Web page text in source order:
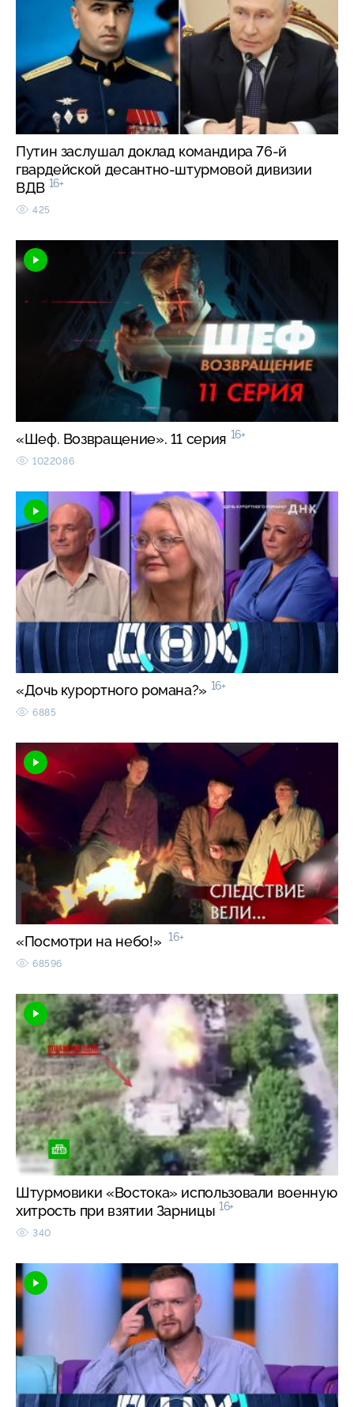
Путин заслушал доклад командира 76-й
гвардейской десантно-штурмовой дивизии
ВДВ 16+
425
«Шеф. Возвращение». 11 серия 16+
1022086
«Дочь курортного романа?» 16+
6885
«Посмотри на небо!» 16+
68596
Штурмовики «Востока» использовали военную
хитрость при взятии Зарницы 16+
340